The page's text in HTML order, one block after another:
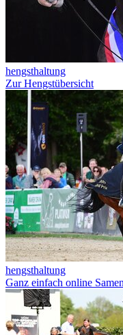
hengsthaltung
Zur Hengstübersicht
hengsthaltung
Ganz einfach online